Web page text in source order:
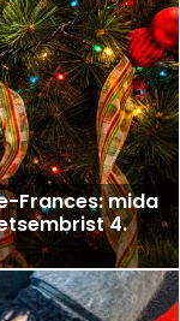
Frances: mida
4.